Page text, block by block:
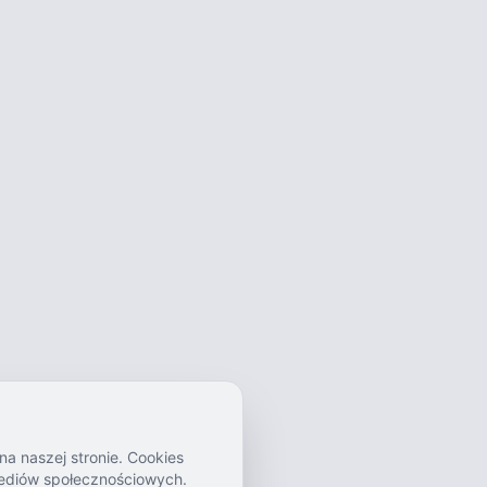
naszej stronie. Cookies
społecznościowych.